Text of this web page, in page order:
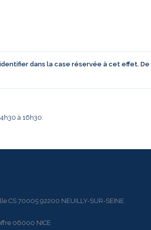
dans la case réservée à cet effet.
à 16h30.
70005 92200 NEUILLY-SUR-SEINE
06000 NICE